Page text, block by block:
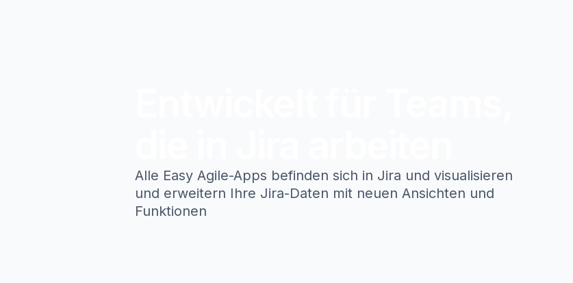
Alle Easy Agile-Apps befinden sich in Jira und visualisieren
und erweitern Ihre Jira-Daten mit neuen Ansichten und
Funktionen